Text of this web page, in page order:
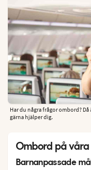
Har du några frågor ombord?
gärna hjälper dig.
Ombord på
Barnanpassade